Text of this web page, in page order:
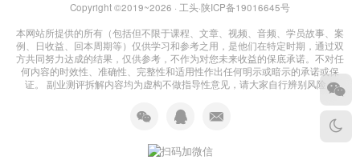
Copyright ©2019~2026 · 工头·陕ICP备19016645号
本网站所提供的所有（包括但不限于课程、文章、视频、音频、学员故事、案
例、日收益、回本周期等）仅供学习和参考之用，是他们在特定时期，通过双
方共同努力达成的结果，仅供参考，不作为对您未来收益的保底承诺。不对任
何内容的时效性、准确性、完整性和适用性作出任何明示或暗示的承诺或保
证。 副业测评拆解内容均为虚构不做指导性意见，请大家自行辨别风险！